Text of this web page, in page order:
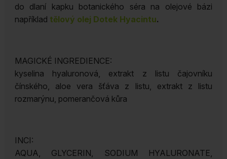
do dlaní kapku botanického séra na olejové bázi
například tělový olej Dotek Hyacintu.
MAGICKÉ INGREDIENCE:
kyselina hyaluronová, extrakt z listu čajovníku
čínského, aloe vera šťáva z listu, extrakt z listu
rozmarýnu, pomerančová kůra
INCI:
AQUA, GLYCERIN, SODIUM HYALURONATE,